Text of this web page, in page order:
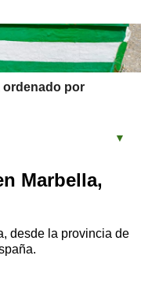
ordenado por
▼
Marbella,
desde la provincia de